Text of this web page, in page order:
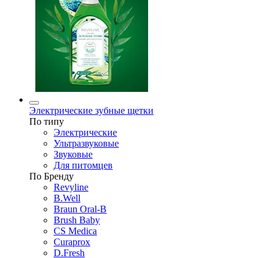
Электрические зубные щетки
По типу
Электрические
Ультразвуковые
Звуковые
Для питомцев
По Бренду
Revyline
B.Well
Braun Oral-B
Brush Baby
CS Medica
Curaprox
D.Fresh